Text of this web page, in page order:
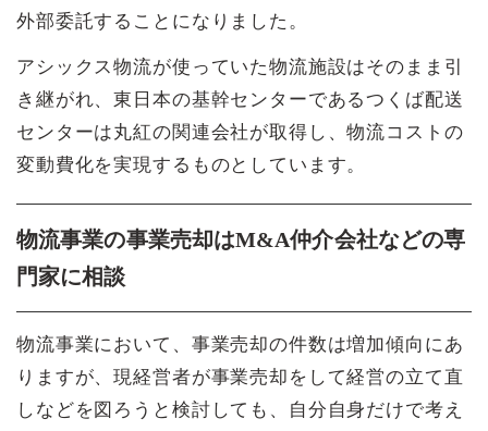
外部委託することになりました。
アシックス物流が使っていた物流施設はそのまま引
き継がれ、東日本の基幹センターであるつくば配送
センターは丸紅の関連会社が取得し、物流コストの
変動費化を実現するものとしています。
物流事業の事業売却はM&A仲介会社などの専
門家に相談
物流事業において、事業売却の件数は増加傾向にあ
りますが、現経営者が事業売却をして経営の立て直
しなどを図ろうと検討しても、自分自身だけで考え